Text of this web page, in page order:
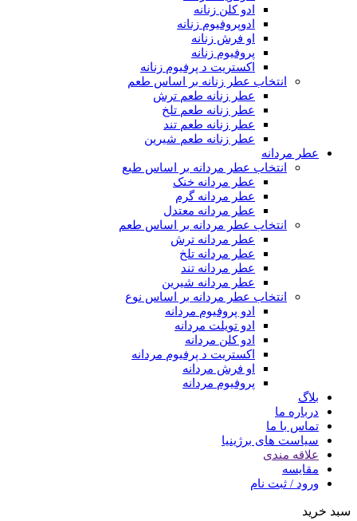
ادو کلن زنانه
ادوپروفیوم زنانه
او فرش زنانه
پروفیوم زنانه
اکستریت د پرفیوم زنانه
انتخاب عطر زنانه بر اساس طعم
عطر زنانه طعم ترش
عطر زنانه طعم تلخ
عطر زنانه طعم تند
عطر زنانه طعم شیرین
عطر مردانه
انتخاب عطر مردانه بر اساس طبع
عطر مردانه خنک
عطر مردانه گرم
عطر مردانه معتدل
انتخاب عطر مردانه بر اساس طعم
عطر مردانه ترش
عطر مردانه تلخ
عطر مردانه تند
عطر مردانه شیرین
انتخاب عطر مردانه بر اساس نوع
ادو پروفیوم مردانه
ادو تویلت مردانه
ادو کلن مردانه
اکستریت د پرفیوم مردانه
او فرش مردانه
پروفیوم مردانه
بلاگ
درباره ما
تماس با ما
سیاست های برژینیا
علاقه مندی
مقایسه
ورود / ثبت نام
سبد خرید